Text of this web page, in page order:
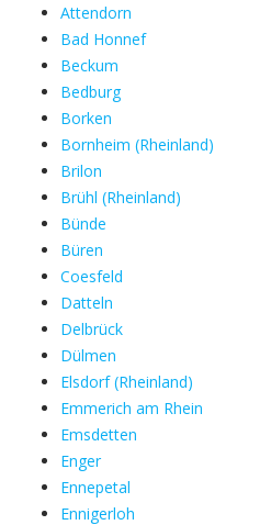
Attendorn
Bad Honnef
Beckum
Bedburg
Borken
Bornheim (Rheinland)
Brilon
Brühl (Rheinland)
Bünde
Büren
Coesfeld
Datteln
Delbrück
Dülmen
Elsdorf (Rheinland)
Emmerich am Rhein
Emsdetten
Enger
Ennepetal
Ennigerloh